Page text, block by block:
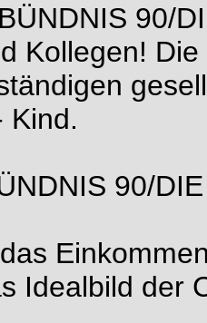
90/
Kollegen!
Kind.
90/
Idealbild der